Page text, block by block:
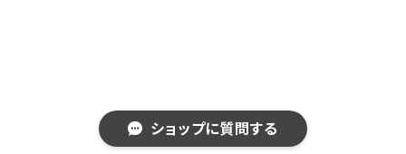
ショップに質問する